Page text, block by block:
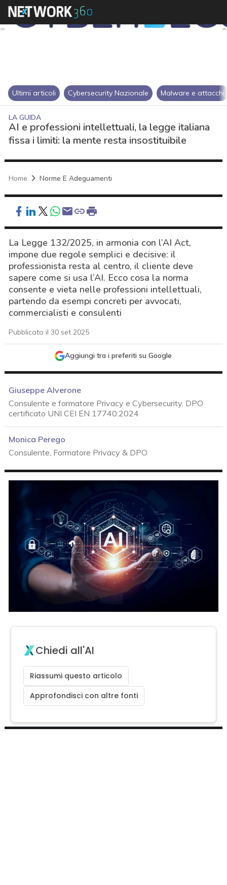
Ultimi articoli Cybersecurity Nazionale Malware e attacchi
LA GUIDA
AI e professioni intellettuali, la legge italiana
fissa i limiti: la mente resta insostituibile
Home Norme E Adeguamenti
La Legge 132/2025, in armonia con l’AI Act,
impone due regole semplici e decisive: il
professionista resta al centro, il cliente deve
sapere come si usa l’AI. Ecco cosa la norma
consente e vieta nelle professioni intellettuali,
partendo da esempi concreti per avvocati,
commercialisti e consulenti
Pubblicato il 30 set 2025
Aggiungi tra i preferiti su Google
Giuseppe Alverone
Consulente e formatore Privacy e Cybersecurity. DPO
certificato UNI CEI EN 17740:2024
Monica Perego
Consulente, Formatore Privacy & DPO
Chiedi all'AI
Riassumi questo articolo
Approfondisci con altre fonti